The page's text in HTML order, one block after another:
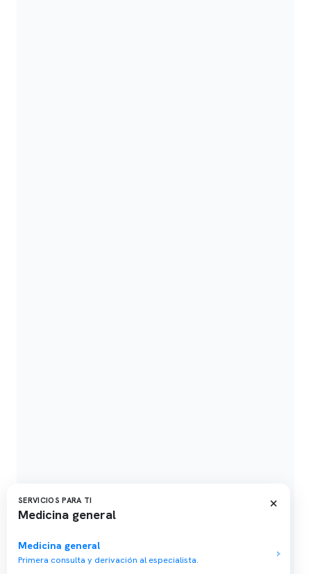
SERVICIOS PARA TI
Medicina general
×
Medicina general
Primera consulta y derivación al especialista.